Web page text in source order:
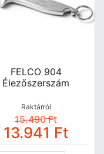
FELCO 904
Élezőszerszám
Raktárról
15.490Ft
13.941 Ft